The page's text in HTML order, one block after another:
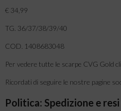
€ 34,99
TG. 36/37/38/39/40
COD. 1408683048
Per vedere tutte le scarpe CVG Gold
Ricordati di seguire le nostre pagine
Politica: Spedizione e